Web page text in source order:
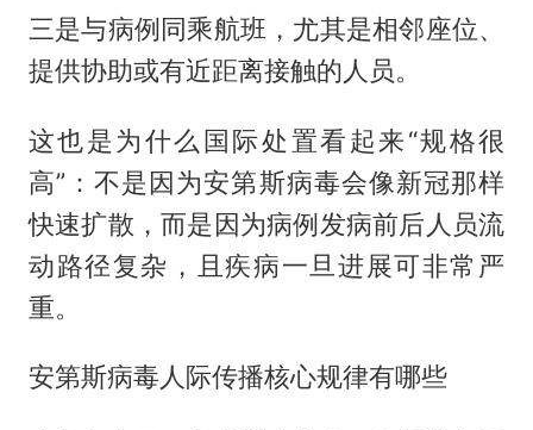
三是与病例同乘航班，尤其是相邻座位、
提供协助或有近距离接触的人员。
这也是为什么国际处置看起来“规格很
高”：不是因为安第斯病毒会像新冠那样
快速扩散，而是因为病例发病前后人员流
动路径复杂，且疾病一旦进展可非常严
重。
安第斯病毒人际传播核心规律有哪些